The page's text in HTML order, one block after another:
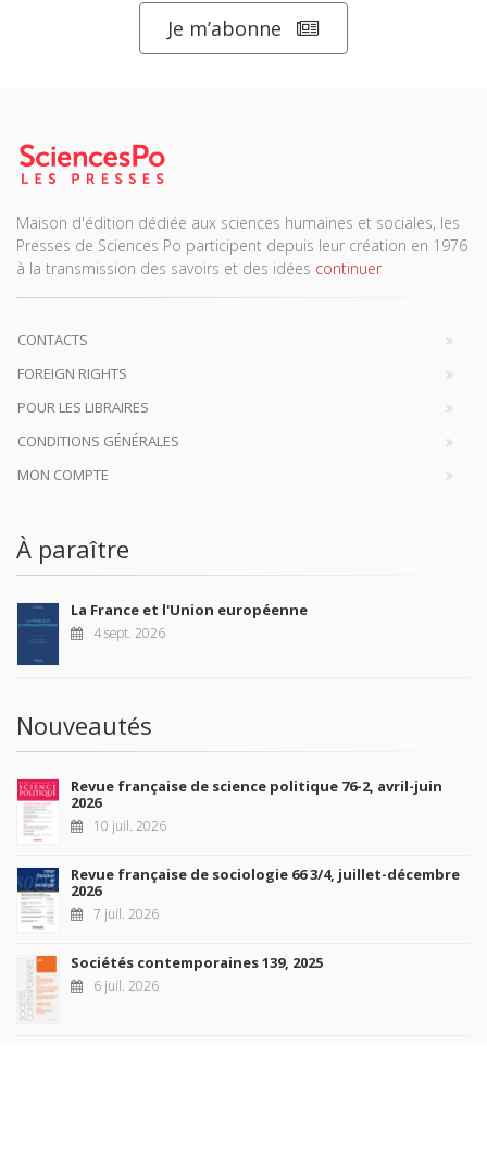
Je m’abonne
Maison d'édition dédiée aux sciences humaines et sociales, les
Presses de Sciences Po participent depuis leur création en 1976
à la transmission des savoirs et des idées continuer
CONTACTS
FOREIGN RIGHTS
POUR LES LIBRAIRES
CONDITIONS GÉNÉRALES
MON COMPTE
À paraître
La France et l'Union européenne
4 sept. 2026
Nouveautés
Revue française de science politique 76-2, avril-juin
2026
10 juil. 2026
Revue française de sociologie 66 3/4, juillet-décembre
2026
7 juil. 2026
Sociétés contemporaines 139, 2025
6 juil. 2026